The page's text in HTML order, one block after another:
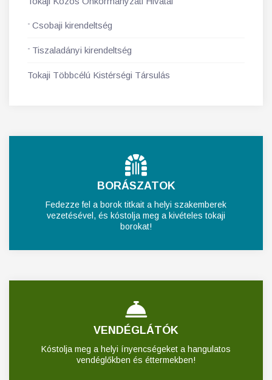
Csobaji kirendeltség
Tiszaladányi kirendeltség
Tokaji Többcélú Kistérségi Társulás
BORÁSZATOK
Fedezze fel a borok titkait a helyi szakemberek
vezetésével, és kóstolja meg a kivételes tokaji
borokat!
VENDÉGLÁTÓK
Kóstolja meg a helyi ínyencségeket a hangulatos
vendéglőkben és éttermekben!